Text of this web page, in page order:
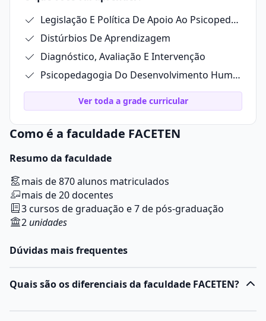
Legislação E Política De Apoio Ao Psicopedagogo
Distúrbios De Aprendizagem
Diagnóstico, Avaliação E Intervenção
Psicopedagogia Do Desenvolvimento Humano
Ver toda a grade curricular
Como é a faculdade FACETEN
Resumo da faculdade
mais de 870 alunos matriculados
mais de 20 docentes
3 cursos de graduação e 7 de pós-graduação
2unidades
Dúvidas mais frequentes
Quais são os diferenciais da faculdade FACETEN?